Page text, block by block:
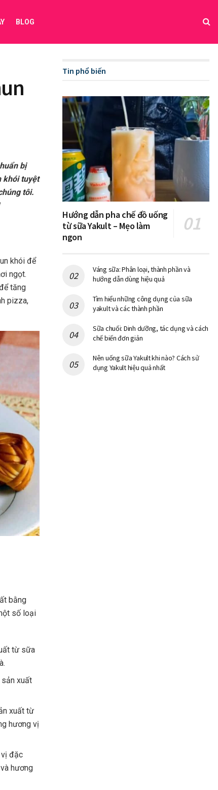
BLOG
bị
khói tuyệt
tôi.
khói để
ngọt.
tăng
pizza,
bằng
số loại
từ sữa
sản xuất
xuất từ
hương vị
vị đặc
hương
Tin phổ biến
Hướng dẫn pha chế đồ uống
từ sữa Yakult – Mẹo làm
ngon
Váng sữa: Phân loại, thành phần và
hướng dẫn dùng hiệu quả
Tìm hiểu những công dụng của sữa
yakult và các thành phần
Sữa chuối: Dinh dưỡng, tác dụng và cách
chế biến đơn giản
Nên uống sữa Yakult khi nào? Cách sử
dụng Yakult hiệu quả nhất